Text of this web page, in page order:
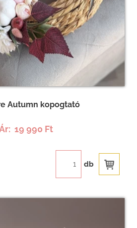
Autumn kopogtató
19 990 Ft
db